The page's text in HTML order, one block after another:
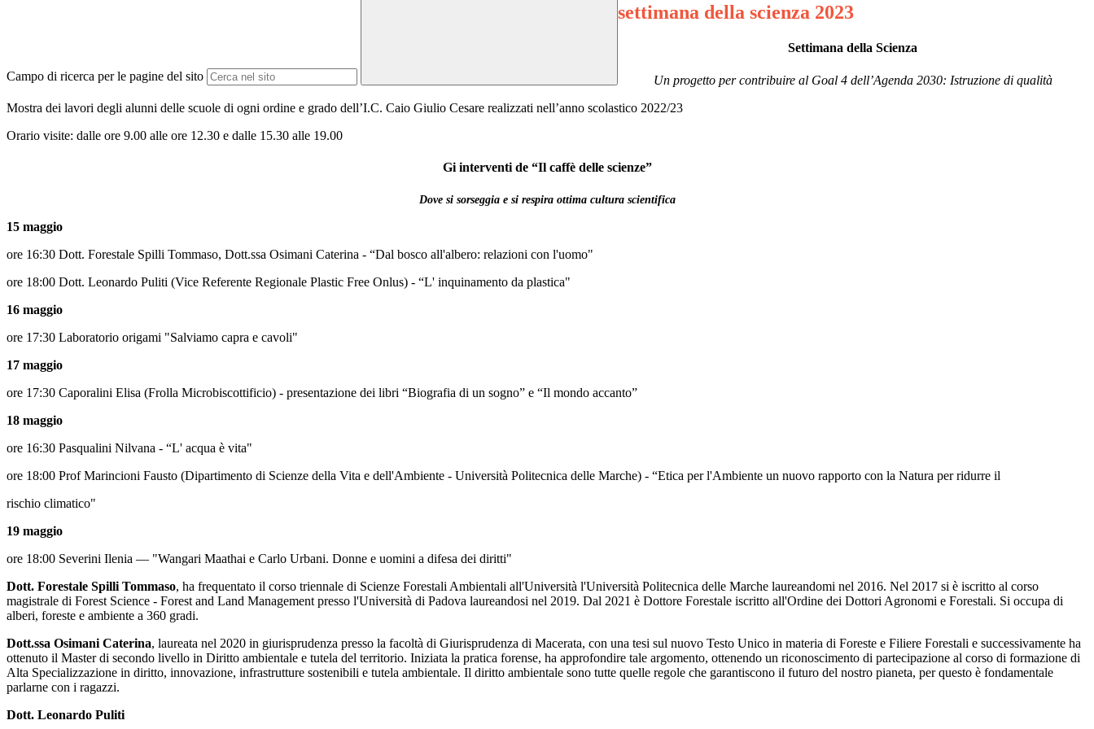
Campo di ricerca per le pagine del sito
settimana della scienza 2023
Settimana della Scienza
Un progetto per contribuire al Goal 4 dell’Agenda 2030: Istruzione di qualità
Mostra dei lavori degli alunni delle scuole di ogni ordine e grado dell’I.C. Caio Giulio Cesare realizzati nell’anno scolastico 2022/23
Orario visite: dalle ore 9.00 alle ore 12.30 e dalle 15.30 alle 19.00
Gi interventi de “Il caffè delle scienze”
Dove si sorseggia e si respira ottima cultura scientifica
15 maggio
ore 16:30 Dott. Forestale Spilli Tommaso, Dott.ssa Osimani Caterina - “Dal bosco all'albero: relazioni con l'uomo"
ore 18:00 Dott. Leonardo Puliti (Vice Referente Regionale Plastic Free Onlus) - “L' inquinamento da plastica"
16 maggio
ore 17:30 Laboratorio origami "Salviamo capra e cavoli"
17 maggio
ore 17:30 Caporalini Elisa (Frolla Microbiscottificio) - presentazione dei libri “Biografia di un sogno” e “Il mondo accanto”
18 maggio
ore 16:30 Pasqualini Nilvana - “L' acqua è vita"
ore 18:00 Prof Marincioni Fausto (Dipartimento di Scienze della Vita e dell'Ambiente - Università Politecnica delle Marche) - “Etica per l'Ambiente un nuovo rapporto con la Natura per ridurre il
rischio climatico"
19 maggio
ore 18:00 Severini Ilenia — "Wangari Maathai e Carlo Urbani. Donne e uomini a difesa dei diritti"
Dott. Forestale Spilli Tommaso, ha frequentato il corso triennale di Scienze Forestali Ambientali all'Università l'Università Politecnica delle Marche laureandomi nel 2016. Nel 2017 si è iscritto al corso
magistrale di Forest Science - Forest and Land Management presso l'Università di Padova laureandosi nel 2019. Dal 2021 è Dottore Forestale iscritto all'Ordine dei Dottori Agronomi e Forestali. Si occupa di
alberi, foreste e ambiente a 360 gradi.
Dott.ssa Osimani Caterina, laureata nel 2020 in giurisprudenza presso la facoltà di Giurisprudenza di Macerata, con una tesi sul nuovo Testo Unico in materia di Foreste e Filiere Forestali e successivamente ha
ottenuto il Master di secondo livello in Diritto ambientale e tutela del territorio. Iniziata la pratica forense, ha approfondire tale argomento, ottenendo un riconoscimento di partecipazione al corso di formazione di
Alta Specializzazione in diritto, innovazione, infrastrutture sostenibili e tutela ambientale. Il diritto ambientale sono tutte quelle regole che garantiscono il futuro del nostro pianeta, per questo è fondamentale
parlarne con i ragazzi.
Dott. Leonardo Puliti